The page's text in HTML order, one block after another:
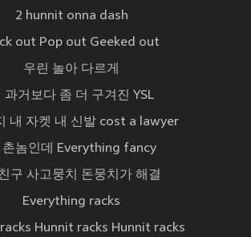
2 hunnit onna dash
out Pop out Geeked out
우린 놀아 다르게
과거보다 좀 더 구겨진 YSL
내 자켓 내 신발 cost a lawyer
촌놈인데 Everything fancy
구 사고뭉치 돈뭉치가 해결
Everything racks
Hunnit racks Hunnit racks